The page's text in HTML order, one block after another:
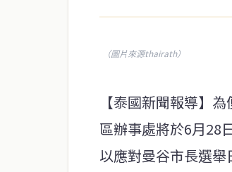
（圖片來源thairath）
【泰國新聞報導】
區辦事處將於6月28
以應對曼谷市長選舉